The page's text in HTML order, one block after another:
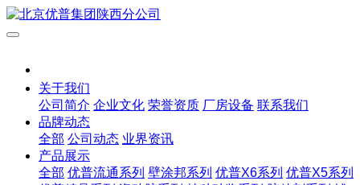
关于我们
公司简介 企业文化 荣誉资质 厂房设备 联系我们
品牌动态
全部 公司动态 业界资讯
产品展示
全部 优普流通系列 壁涂邦系列 优普X6系列 优普X5系列